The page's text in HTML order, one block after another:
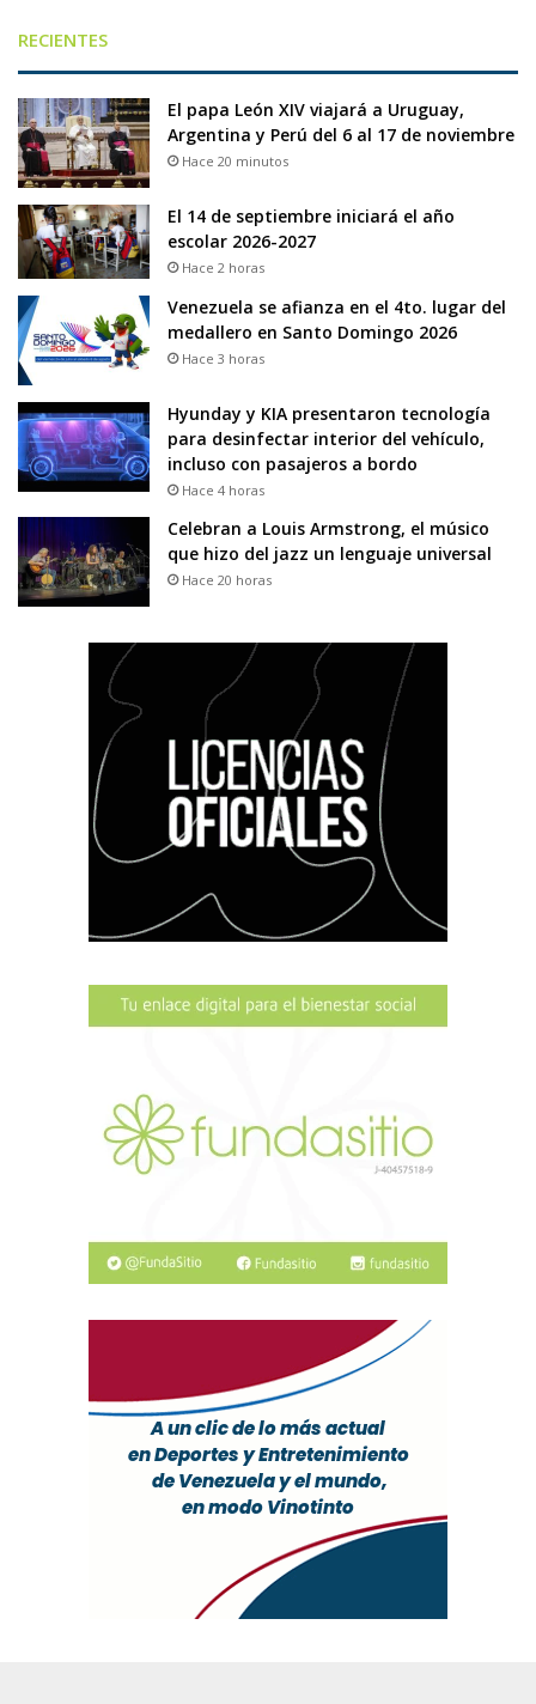
RECIENTES
El papa León XIV viajará a Uruguay,
Argentina y Perú del 6 al 17 de noviembre
Hace 20 minutos
El 14 de septiembre iniciará el año
escolar 2026-2027
Hace 2 horas
Venezuela se afianza en el 4to. lugar del
medallero en Santo Domingo 2026
Hace 3 horas
Hyunday y KIA presentaron tecnología
para desinfectar interior del vehículo,
incluso con pasajeros a bordo
Hace 4 horas
Celebran a Louis Armstrong, el músico
que hizo del jazz un lenguaje universal
Hace 20 horas